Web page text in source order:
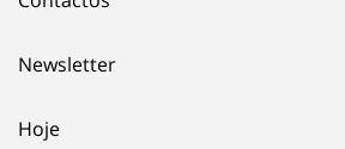
Newsletter
Hoje